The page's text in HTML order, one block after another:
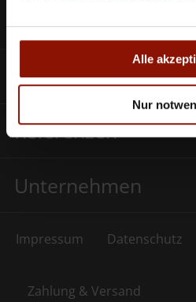
Alle
Nur
Bestellscheine
Aktuelles
Referenzen
Unternehmen
Impressum Datenschutz
Zahlung & Versand